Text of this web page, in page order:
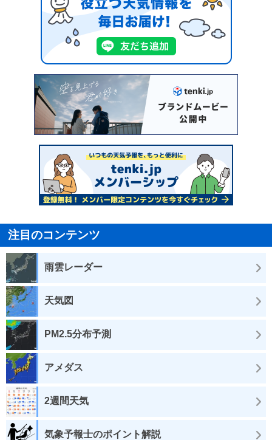
注目のコンテンツ
雨雲レーダー
天気図
PM2.5分布予測
アメダス
2週間天気
気象予報士のポイント解説